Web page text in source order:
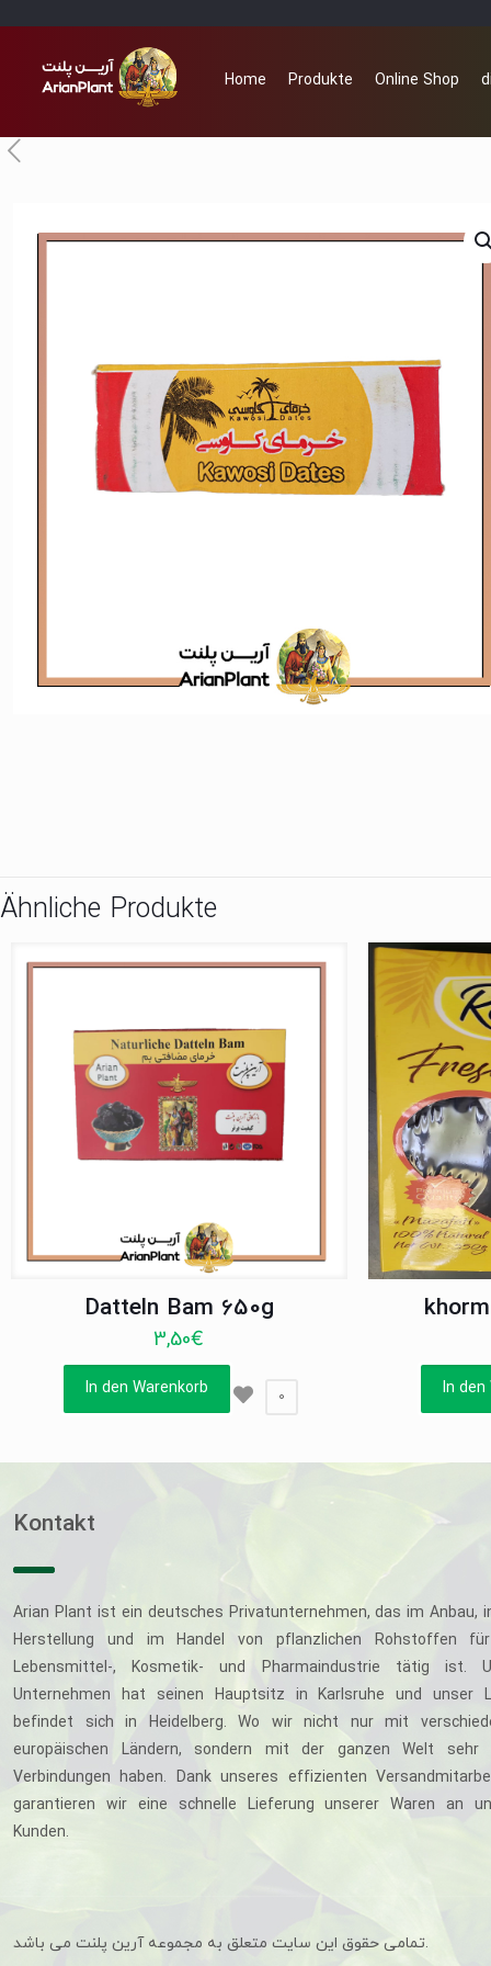
Home Produkte Online Shop
Ähnliche Produkte
Datteln Bam 650g
3,50€
In den Warenkorb 0 In den
Kontakt
Arian Plant ist ein deutsches Privatunternehmen, das im Anbau,
Herstellung und im Handel von pflanzlichen Rohstoffen
Lebensmittel-, Kosmetik- und Pharmaindustrie tätig ist.
Unternehmen hat seinen Hauptsitz in Karlsruhe und unser
befindet sich in Heidelberg. Wo wir nicht nur mit
europäischen Ländern, sondern mit der ganzen Welt sehr
Verbindungen haben. Dank unseres effizienten
garantieren wir eine schnelle Lieferung unserer Waren an
Kunden.
تمامی حقوق این سایت متعلق به مجموعه آرین پلنت می باشد.